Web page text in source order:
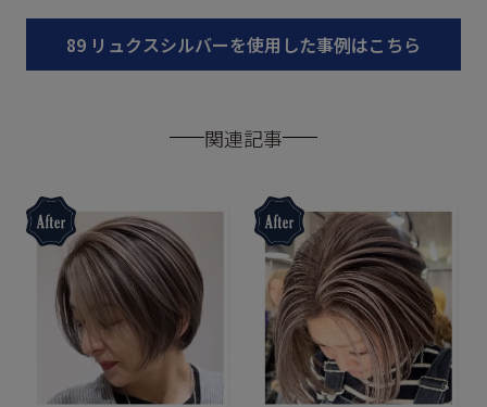
89 リュクスシルバーを使用した事例はこちら
関連記事